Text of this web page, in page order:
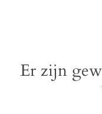
Er zijn